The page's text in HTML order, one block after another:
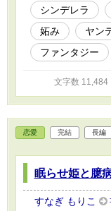
シンデレラ
妬み
ヤン
ファンタジー
文字数 11,484
恋愛 完結 長編
眠らせ姫と臆
すなぎ もりこ